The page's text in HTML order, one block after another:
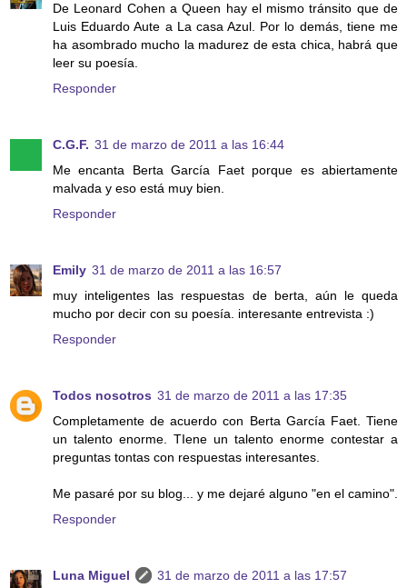
De Leonard Cohen a Queen hay el mismo tránsito que de
Luis Eduardo Aute a La casa Azul. Por lo demás, tiene me
ha asombrado mucho la madurez de esta chica, habrá que
leer su poesía.
Responder
C.G.F. 31 de marzo de 2011 a las 16:44
Me encanta Berta García Faet porque es abiertamente
malvada y eso está muy bien.
Responder
Emily 31 de marzo de 2011 a las 16:57
muy inteligentes las respuestas de berta, aún le queda
mucho por decir con su poesía. interesante entrevista :)
Responder
Todos nosotros 31 de marzo de 2011 a las 17:35
Completamente de acuerdo con Berta García Faet. Tiene
un talento enorme. TIene un talento enorme contestar a
preguntas tontas con respuestas interesantes.
Me pasaré por su blog... y me dejaré alguno "en el camino".
Responder
Luna Miguel
31 de marzo de 2011 a las 17:57